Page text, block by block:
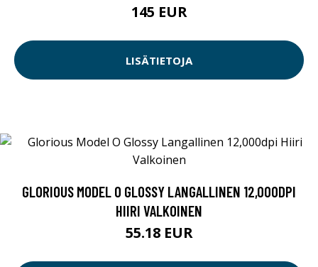
145 EUR
LISÄTIETOJA
GLORIOUS MODEL O GLOSSY LANGALLINEN 12,000DPI
HIIRI VALKOINEN
55.18 EUR